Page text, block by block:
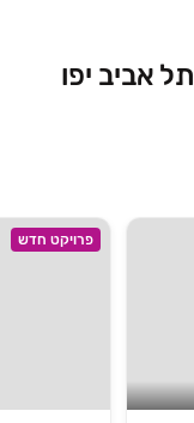
אביב יפו
פרויקט חדש